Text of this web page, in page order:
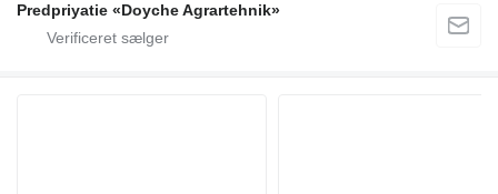
Predpriyatie «Doyche Agrartehnik»